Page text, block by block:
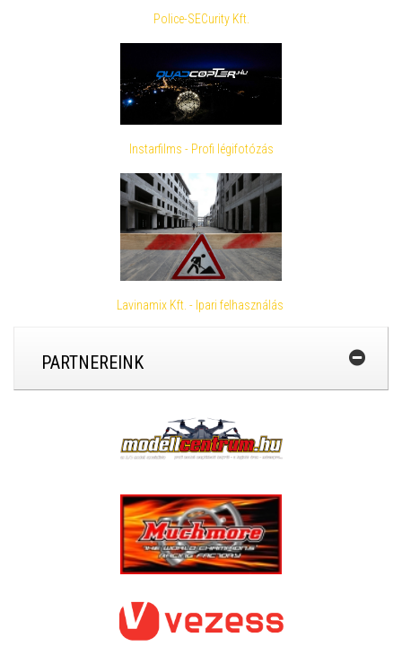
Police-SECurity Kft.
Instarfilms - Profi légifotózás
Lavinamix Kft. - Ipari felhasználás
PARTNEREINK